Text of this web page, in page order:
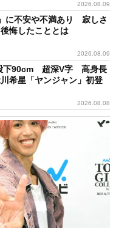
2026.08.09
に不安や不満あり 寂しさ
悔したこととは
2026.08.09
下90cm 超深V字 高身長
希星「ヤンジャン」初登
2026.08.08